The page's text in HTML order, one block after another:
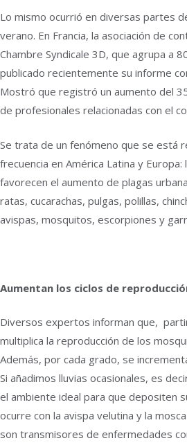
Lo mismo ocurrió en diversas partes
verano. En Francia, la asociación de
Chambre Syndicale 3D, que agrupa a
publicado recientemente su informe
Mostró que registró un aumento del
de profesionales relacionadas con el
Se trata de un fenómeno que se está
frecuencia en América Latina y
favorecen el aumento de plagas
ratas, cucarachas, pulgas, polillas,
avispas, mosquitos, escorpiones y
Aumentan los ciclos de
Diversos expertos informan que,
multiplica la reproducción de los
Además, por cada grado, se
Si añadimos lluvias ocasionales, es
el ambiente ideal para que depositen
ocurre con la avispa velutina y la
son transmisores de enfermedades